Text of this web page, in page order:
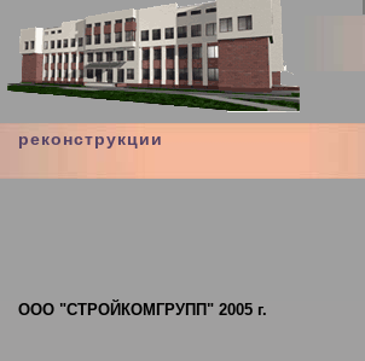
ООО "СТРОЙКОМГРУПП" 2005 г.
реконструкции